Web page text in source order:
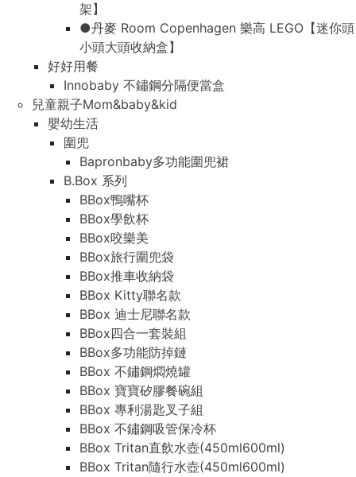
架】
●丹麥 Room Copenhagen 樂高 LEGO【迷你頭
小頭大頭收納盒】
好好用餐
Innobaby 不鏽鋼分隔便當盒
兒童親子Mom&baby&kid
嬰幼生活
圍兜
Bapronbaby多功能圍兜裙
B.Box 系列
BBox鴨嘴杯
BBox學飲杯
BBox咬樂美
BBox旅行圍兜袋
BBox推車收納袋
BBox Kitty聯名款
BBox 迪士尼聯名款
BBox四合一套裝組
BBox多功能防掉鏈
BBox 不鏽鋼燜燒罐
BBox 寶寶矽膠餐碗組
BBox 專利湯匙叉子組
BBox 不鏽鋼吸管保冷杯
BBox Tritan直飲水壺(450ml600ml)
BBox Tritan隨行水壺(450ml600ml)